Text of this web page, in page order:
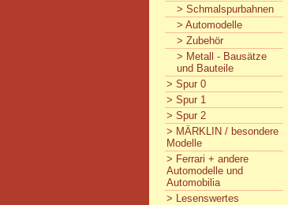
> Schmalspurbahnen
> Automodelle
> Zubehör
> Metall - Bausätze
und Bauteile
> Spur 0
> Spur 1
> Spur 2
> MÄRKLIN / besondere
Modelle
> Ferrari + andere
Automodelle und
Automobilia
> Lesenswertes